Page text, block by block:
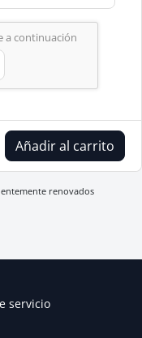
a continuación
Añadir al carrito
renovados
servicio